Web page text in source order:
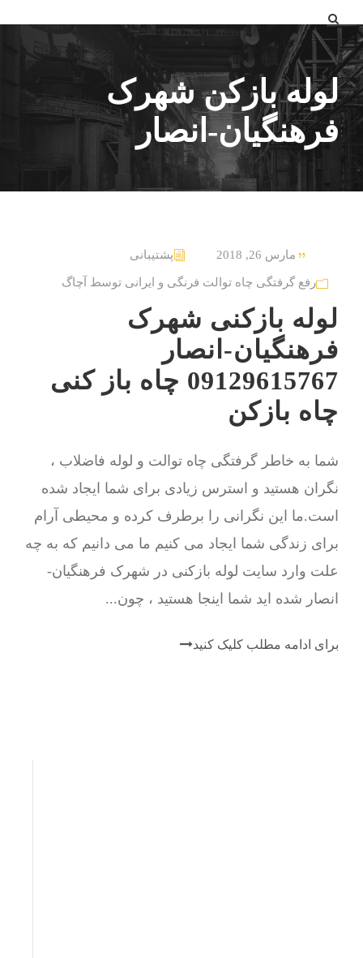
لوله بازکن شهرک
فرهنگیان-انصار
مارس 26, 2018 پشتیبانی
رفع گرفتگی چاه توالت فرنگی و ایرانی توسط آچاگ
لوله بازکنی شهرک
فرهنگیان-انصار
09129615767 چاه باز کنی
چاه بازکن
شما به خاطر گرفتگی چاه توالت و لوله فاضلاب ،
نگران هستید و استرس زیادی برای شما ایجاد شده
است.ما این نگرانی را برطرف کرده و محیطی آرام
برای زندگی شما ایجاد می کنیم ما می دانیم که به چه
علت وارد سایت لوله بازکنی در شهرک فرهنگیان-
انصار شده اید شما اینجا هستید ، چون...
برای ادامه مطلب کلیک کنید